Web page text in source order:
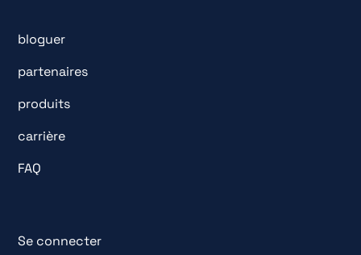
bloguer
partenaires
produits
carrière
FAQ
Se connecter